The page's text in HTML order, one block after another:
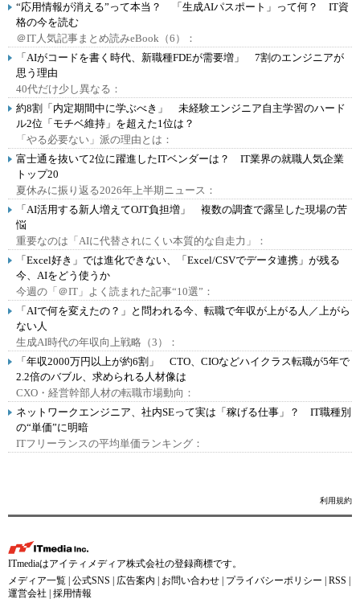
“応用情報が消える”って本当？ 「生成AIパスポート」って何？ IT資
格の今を読む
＠IT人気記事まとめ読みeBook（6）：
「AIがコードを書く時代、新職種FDEが需要増」 7割のエンジニアが
思う理由
40代だけ少し異なる：
約8割「内定期間中に学ぶべき」 未経験エンジニア自主学習のハード
ル2位「モチベ維持」を超えた1位は？
「やる必要ない」派の理由とは：
富士通を抜いて2位に躍進したITベンダーは？ IT業界の就職人気企業
トップ20
夏休みに振り返る2026年上半期ニュース：
「AI活用する新人増えてOJT負担増」 複数の調査で露呈した現場の苦
悩
重要なのは「AIに代替されにくい本質的な自走力」：
「Excel好き」では進化できない、「Excel/CSVでデータ連携」が残る
今、AIをどう使うか
今週の「＠IT」よく読まれた記事“10選”：
「AIで何を変えたの？」と問われる今、転職で年収が上がる人／上がら
ない人
生成AI時代の年収向上戦略（3）：
「年収2000万円以上が約6割」 CTO、CIOなどハイクラス転職が5年で
2.2倍のバブル、求められる人材像は
CXO・経営幹部人材の転職市場動向：
ネットワークエンジニア、社内SEって実は「稼げる仕事」？ IT職種別
の“単価”に明暗
ITフリーランスの平均単価ランキング：
利用規約
ITmediaはアイティメディア株式会社の登録商標です。
メディア一覧 公式SNS 広告案内 お問い合わせ プライバシーポリシー RSS
運営会社
採用情報